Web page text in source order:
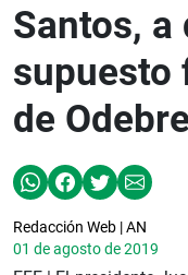
Santos, a
supuesto
de
Redacción Web | AN
01 de agosto de 2019